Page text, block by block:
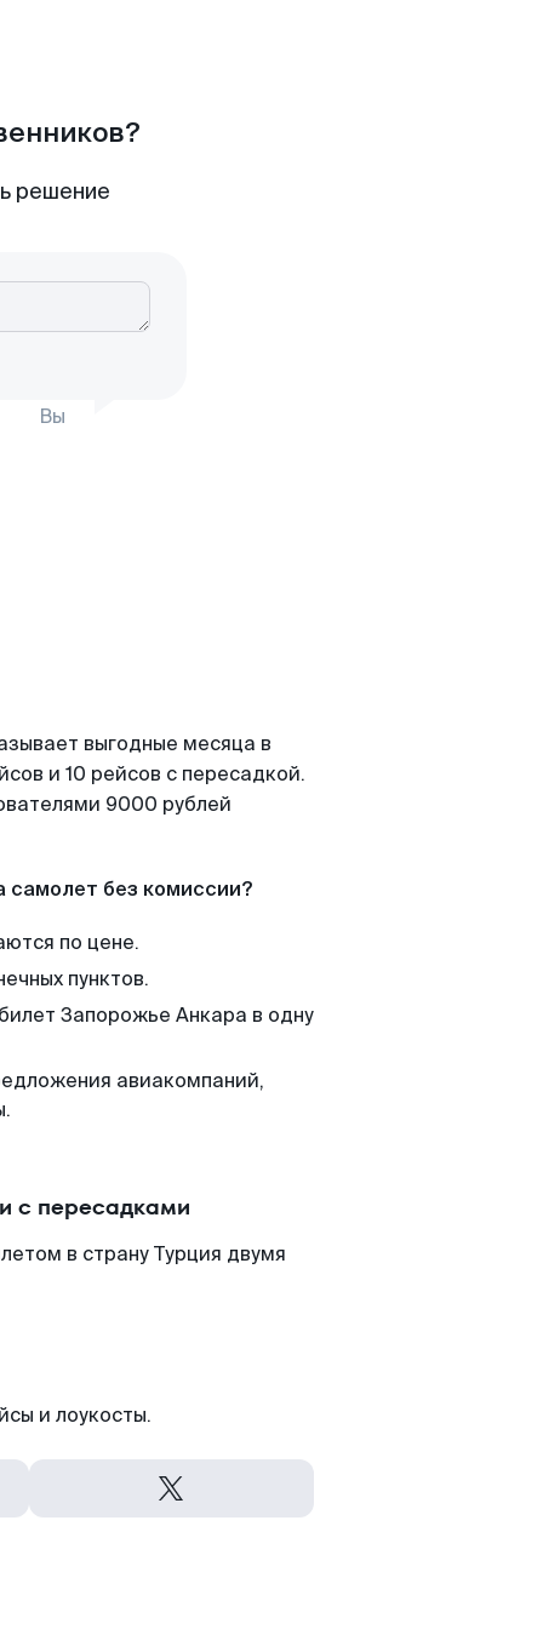
решение
Вы
выгодные месяца в
и 10 рейсов с пересадкой.
9000 рублей
самолет без комиссии?
по цене.
пунктов.
Запорожье Анкара в одну
авиакомпаний,
с пересадками
в страну Турция двумя
и лоукосты.